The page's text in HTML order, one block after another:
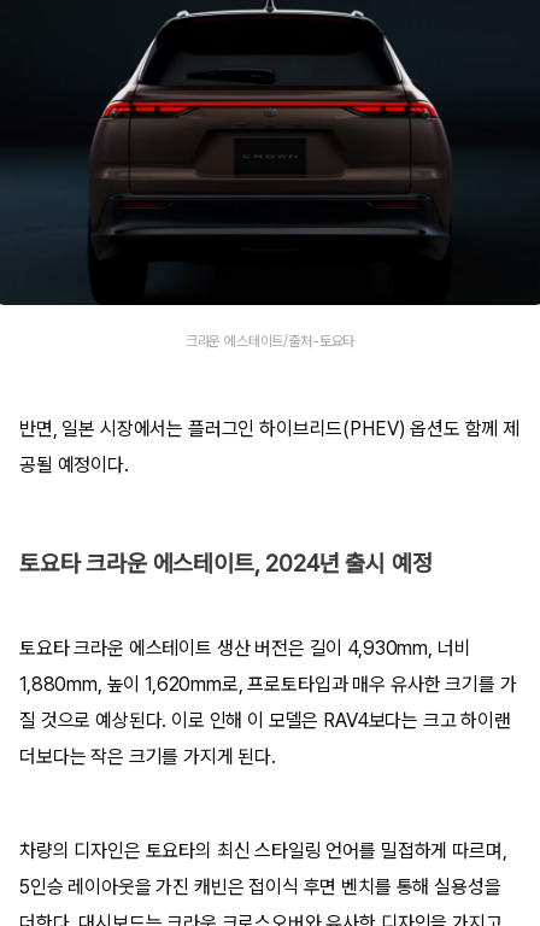
크라운 에스테이트/출처-토요타
반면, 일본 시장에서는 플러그인 하이브리드(PHEV) 옵션도 함께 제
공될 예정이다.
토요타 크라운 에스테이트, 2024년 출시 예정
토요타 크라운 에스테이트 생산 버전은 길이 4,930mm, 너비
1,880mm, 높이 1,620mm로, 프로토타입과 매우 유사한 크기를 가
질 것으로 예상된다. 이로 인해 이 모델은 RAV4보다는 크고 하이랜
더보다는 작은 크기를 가지게 된다.
차량의 디자인은 토요타의 최신 스타일링 언어를 밀접하게 따르며,
5인승 레이아웃을 가진 캐빈은 접이식 후면 벤치를 통해 실용성을